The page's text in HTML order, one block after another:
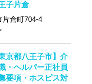
子片倉
倉町704-4
東京都八王子市】介
・ヘルパー正社員
要項・ホスピス対